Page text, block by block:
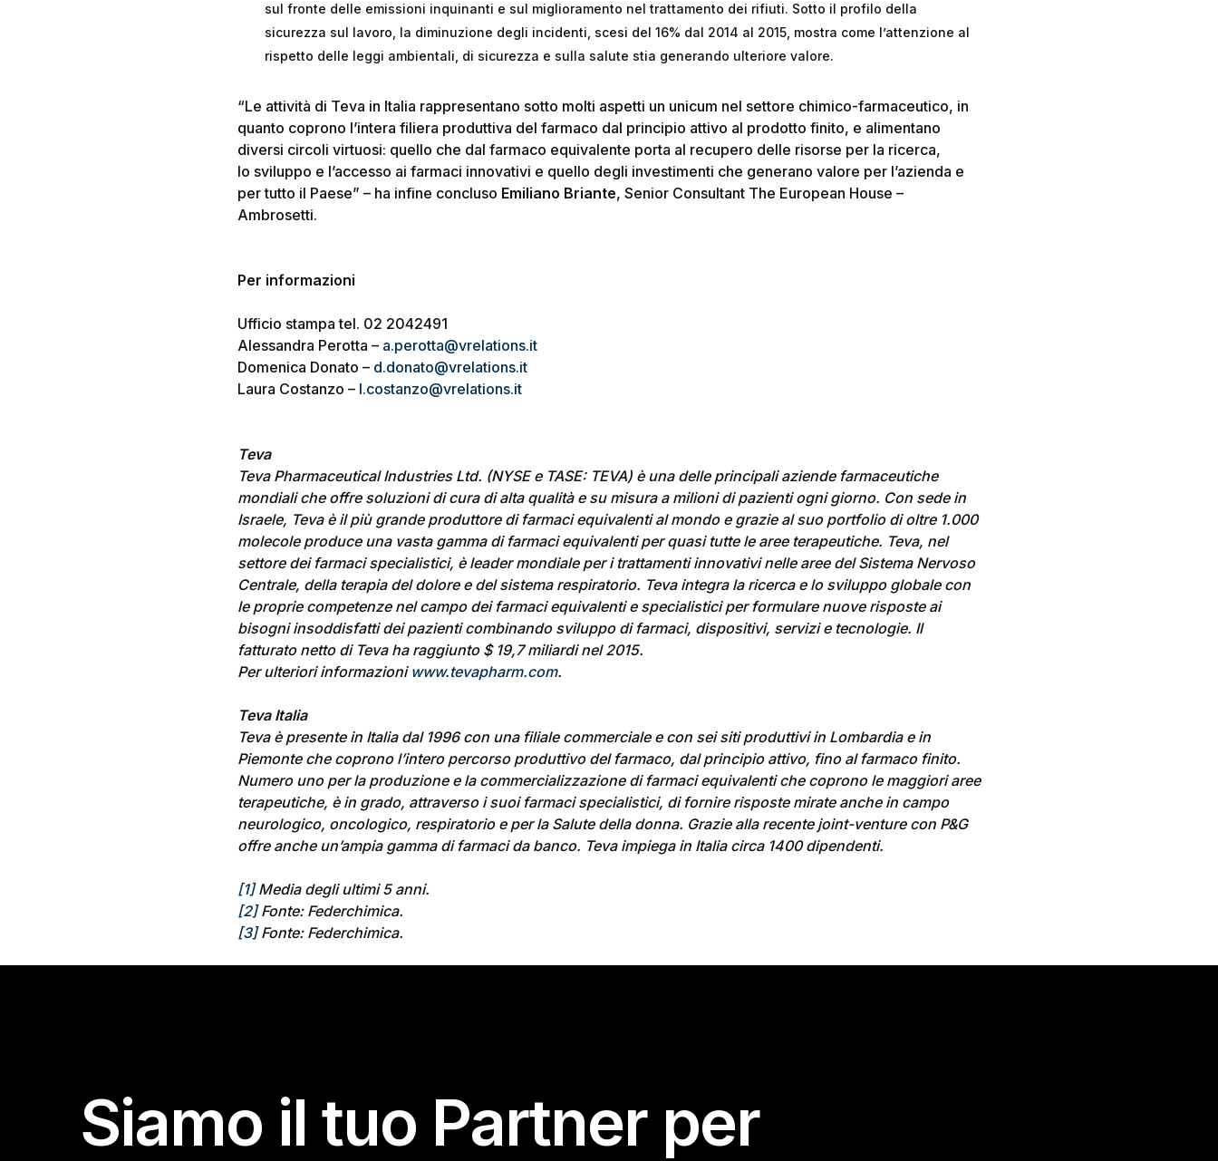
sul fronte delle emissioni inquinanti e sul miglioramento nel trattamento dei rifiuti. Sotto il profilo della
sicurezza sul lavoro, la diminuzione degli incidenti, scesi del 16% dal 2014 al 2015, mostra come l’attenzione al
rispetto delle leggi ambientali, di sicurezza e sulla salute stia generando ulteriore valore.
“Le attività di Teva in Italia rappresentano sotto molti aspetti un unicum nel settore chimico-farmaceutico, in
quanto coprono l’intera filiera produttiva del farmaco dal principio attivo al prodotto finito, e alimentano
diversi circoli virtuosi: quello che dal farmaco equivalente porta al recupero delle risorse per la ricerca,
lo sviluppo e l’accesso ai farmaci innovativi e quello degli investimenti che generano valore per l’azienda e
per tutto il Paese” – ha infine concluso Emiliano Briante, Senior Consultant The European House –
Ambrosetti.
Per informazioni
Ufficio stampa tel. 02 2042491
Alessandra Perotta – a.perotta@vrelations.it
Domenica Donato – d.donato@vrelations.it
Laura Costanzo – l.costanzo@vrelations.it
Teva
Teva Pharmaceutical Industries Ltd. (NYSE e TASE: TEVA) è una delle principali aziende farmaceutiche
mondiali che offre soluzioni di cura di alta qualità e su misura a milioni di pazienti ogni giorno. Con sede in
Israele, Teva è il più grande produttore di farmaci equivalenti al mondo e grazie al suo portfolio di oltre 1.000
molecole produce una vasta gamma di farmaci equivalenti per quasi tutte le aree terapeutiche. Teva, nel
settore dei farmaci specialistici, è leader mondiale per i trattamenti innovativi nelle aree del Sistema Nervoso
Centrale, della terapia del dolore e del sistema respiratorio. Teva integra la ricerca e lo sviluppo globale con
le proprie competenze nel campo dei farmaci equivalenti e specialistici per formulare nuove risposte ai
bisogni insoddisfatti dei pazienti combinando sviluppo di farmaci, dispositivi, servizi e tecnologie. Il
fatturato netto di Teva ha raggiunto $ 19,7 miliardi nel 2015.
Per ulteriori informazioni www.tevapharm.com.
Teva Italia
Teva è presente in Italia dal 1996 con una filiale commerciale e con sei siti produttivi in Lombardia e in
Piemonte che coprono l’intero percorso produttivo del farmaco, dal principio attivo, fino al farmaco finito.
Numero uno per la produzione e la commercializzazione di farmaci equivalenti che coprono le maggiori aree
terapeutiche, è in grado, attraverso i suoi farmaci specialistici, di fornire risposte mirate anche in campo
neurologico, oncologico, respiratorio e per la Salute della donna. Grazie alla recente joint-venture con P&G
offre anche un’ampia gamma di farmaci da banco. Teva impiega in Italia circa 1400 dipendenti.
[1]Media degli ultimi 5 anni.
[2]Fonte: Federchimica.
[3]Fonte: Federchimica.
Siamo il tuo Partner per